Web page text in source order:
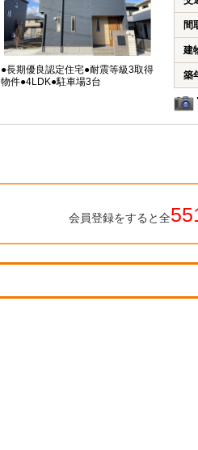
●長期優良認定住宅●耐震等級3取得
物件●4LDK●駐車場3台
間
建
築
会員登録をすると全